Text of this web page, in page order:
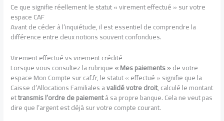
Ce que signifie réellement le statut « virement effectué » sur votre
espace CAF
Avant de céder à l’inquiétude, il est essentiel de comprendre la
différence entre deux notions souvent confondues.
Virement effectué vs virement crédité
Lorsque vous consultez la rubrique« Mes paiements »de votre
espace Mon Compte sur caf.fr, le statut « effectué » signifie que la
Caisse d’Allocations Familiales avalidé votre droit, calculé le montant
ettransmis l’ordre de paiementà sa propre banque. Cela ne veut pas
dire que l’argent est déjà sur votre compte courant.